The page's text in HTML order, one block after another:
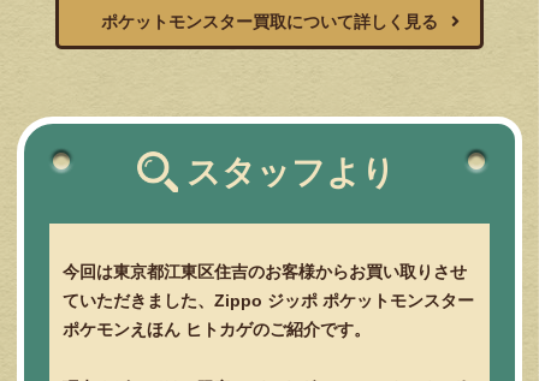
ポケットモンスター買取について詳しく見る
スタッフより
今回は東京都江東区住吉のお客様からお買い取りさせ
ていただきました、Zippo ジッポ ポケットモンスター
ポケモンえほん ヒトカゲのご紹介です。